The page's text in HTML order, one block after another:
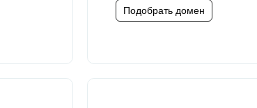
Подобрать домен